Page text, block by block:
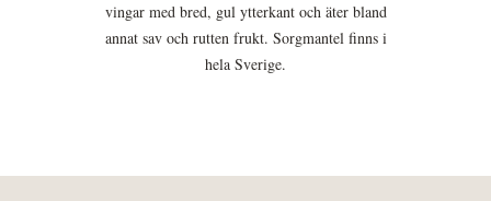
vingar med bred, gul ytterkant och äter bland
annat sav och rutten frukt. Sorgmantel finns i
hela Sverige.